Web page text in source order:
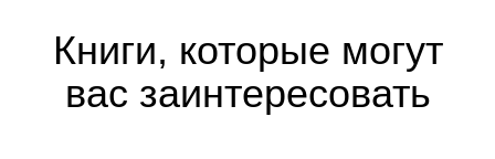
Книги, которые могут
вас заинтересовать